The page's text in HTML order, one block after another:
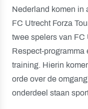
Nederland komen in
FC Utrecht Forza
twee spelers van FC
Respect-
training. Hierin
orde over de
onderdeel staan